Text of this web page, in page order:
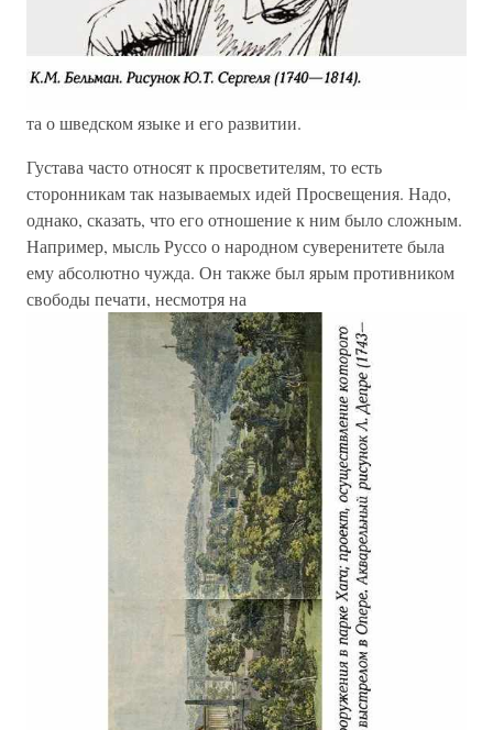
та о шведском языке и его развитии.
Густава часто относят к просветителям, то есть
сторонникам так называемых идей Просвещения. Надо,
однако, сказать, что его отношение к ним было сложным.
Например, мысль Руссо о народном суверенитете была
ему абсолютно чужда. Он также был ярым противником
свободы печати, несмотря на